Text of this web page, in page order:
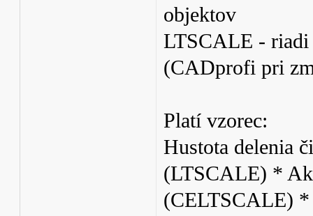
objektov
LTSCALE - riadi
(CADprofi pri
Platí vzorec:
Hustota delenia
(LTSCALE) *
(CELTSCALE)